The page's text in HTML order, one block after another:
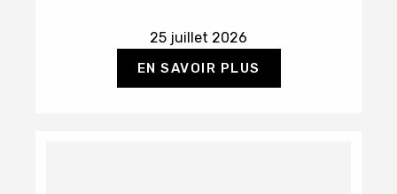
25 juillet 2026
EN SAVOIR PLUS